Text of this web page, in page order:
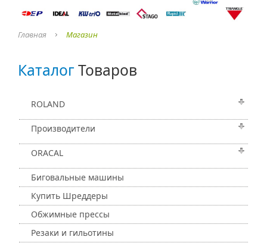
Главная Магазин
КаталогТоваров
ROLAND
Производители
ORACAL
Биговальные машины
Купить Шреддеры
Обжимные прессы
Резаки и гильотины